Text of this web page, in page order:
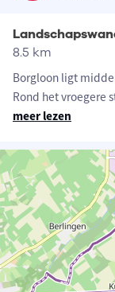
8.5 km
Borgloon ligt
Rond het vroegere
meer lezen